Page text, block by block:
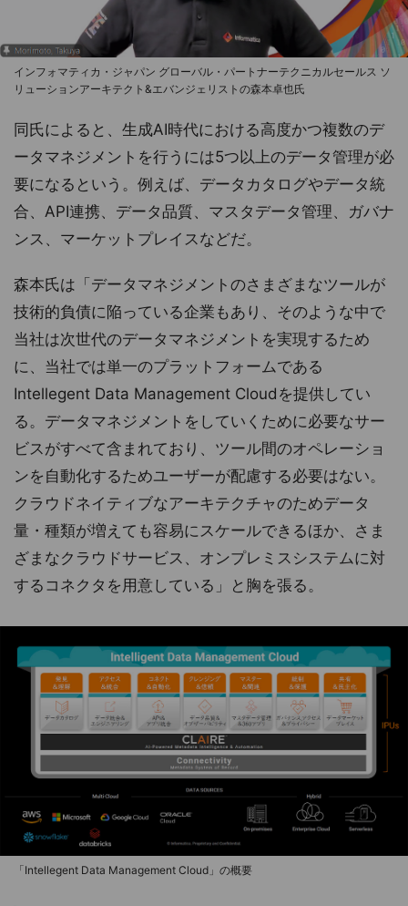
インフォマティカ・ジャパン グローバル・パートナーテクニカルセールス ソ
リューションアーキテクト&エバンジェリストの森本卓也氏
同氏によると、生成AI時代における高度かつ複数のデ
ータマネジメントを行うには5つ以上のデータ管理が必
要になるという。例えば、データカタログやデータ統
合、API連携、データ品質、マスタデータ管理、ガバナ
ンス、マーケットプレイスなどだ。
森本氏は「データマネジメントのさまざまなツールが
技術的負債に陥っている企業もあり、そのような中で
当社は次世代のデータマネジメントを実現するため
に、当社では単一のプラットフォームである
Intellegent Data Management Cloudを提供してい
る。データマネジメントをしていくために必要なサー
ビスがすべて含まれており、ツール間のオペレーショ
ンを自動化するためユーザーが配慮する必要はない。
クラウドネイティブなアーキテクチャのためデータ
量・種類が増えても容易にスケールできるほか、さま
ざまなクラウドサービス、オンプレミスシステムに対
するコネクタを用意している」と胸を張る。
「Intellegent Data Management Cloud」の概要